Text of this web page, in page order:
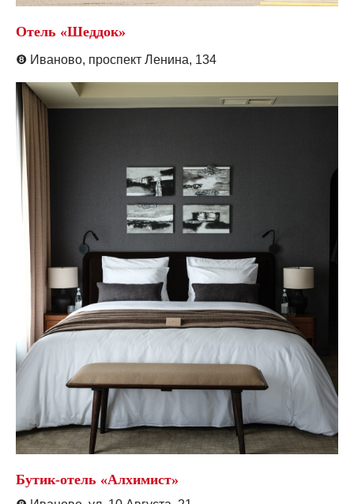
Отель «Шеддок»
❽ Иваново, проспект Ленина, 134
Бутик-отель «Алхимист»